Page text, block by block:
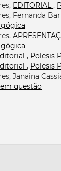
EDITORIAL,
Fernanda
, Poíesis
, Poíesis
Janaina
questão